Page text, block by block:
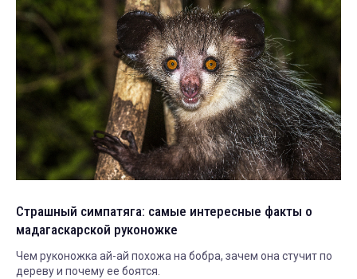
Страшный симпатяга: самые интересные факты о
мадагаскарской руконожке
Чем руконожка ай-ай похожа на бобра, зачем она стучит по
дереву и почему ее боятся.